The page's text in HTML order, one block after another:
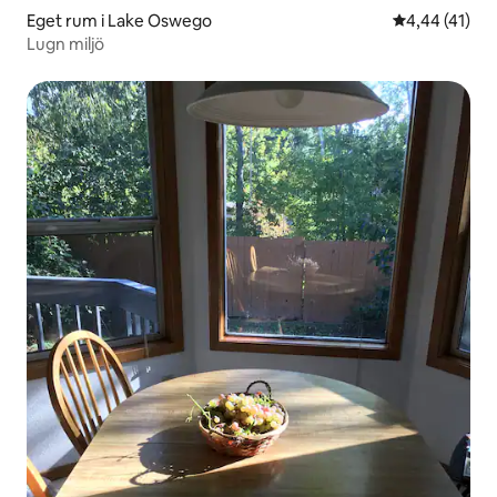
Eget rum i Lake Oswego 4,44 av 5 i
4,44 (41)
Lugn miljö